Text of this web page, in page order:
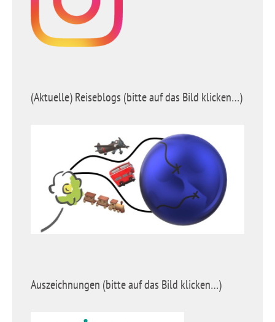
(Aktuelle) Reiseblogs (bitte auf das Bild klicken…)
Auszeichnungen (bitte auf das Bild klicken…)